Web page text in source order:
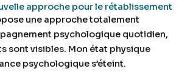
approche pour le rétablissement
une approche totalement
psychologique quotidien,
sont visibles. Mon état physique
psychologique s’éteint.